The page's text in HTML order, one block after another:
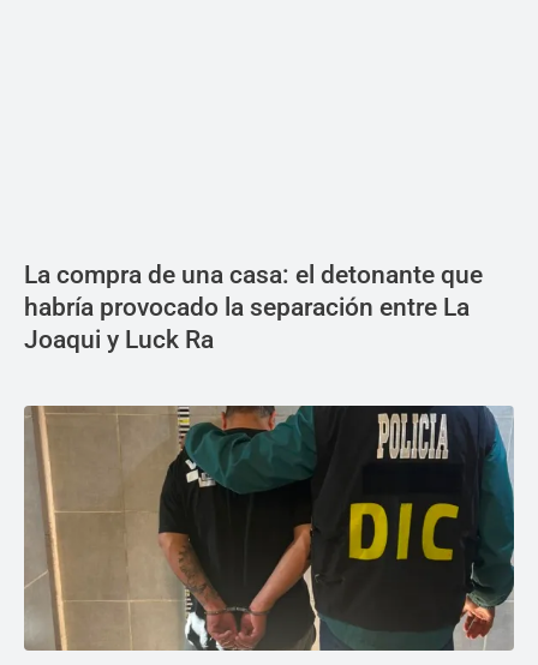
La compra de una casa: el detonante que
habría provocado la separación entre La
Joaqui y Luck Ra